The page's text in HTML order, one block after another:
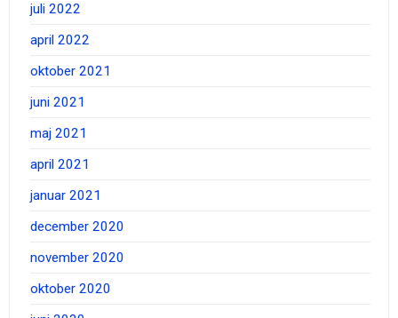
juli 2022
april 2022
oktober 2021
juni 2021
maj 2021
april 2021
januar 2021
december 2020
november 2020
oktober 2020